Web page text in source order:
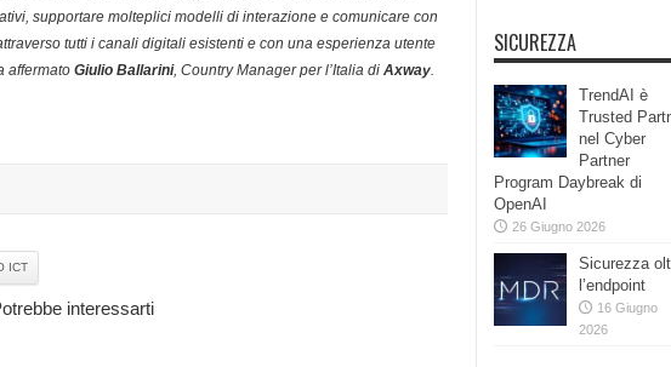
supportare molteplici modelli di interazione e comunicare con
tutti i canali digitali esistenti e con una esperienza utente
affermato Giulio Ballarini, Country Manager per l’Italia di Axway.
ICT
interessarti
SICUREZZA
TrendAI è
Trusted
nel Cyber
Partner
Program Daybreak di
OpenAI
26 Giugno 2026
Sicurezza
l’endpoint
16 Giugno
2026